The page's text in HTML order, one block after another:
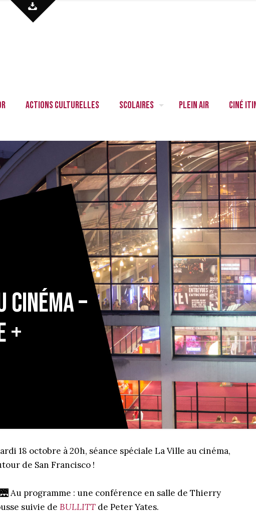
Actions culturelles Scolaires Plein air Ciné
CINÉMA –
+
18 octobre à 20h, séance spéciale La Ville au cinéma,
de San Francisco !
Au programme : une conférence en salle de Thierry
suivie de BULLITT de Peter Yates.